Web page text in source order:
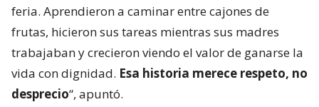
feria. Aprendieron a caminar entre cajones de
frutas, hicieron sus tareas mientras sus madres
trabajaban y crecieron viendo el valor de ganarse la
vida con dignidad. Esa historia merece respeto, no
desprecio“, apuntó.